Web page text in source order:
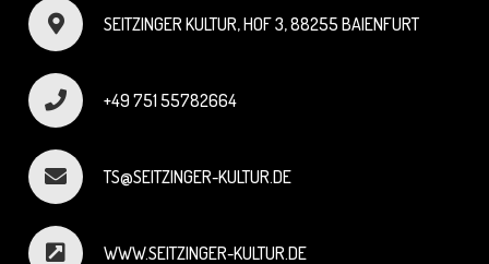
SEITZINGER KULTUR, HOF 3, 88255 BAIENFURT
+49 751 55782664
TS@SEITZINGER-KULTUR.DE
WWW.SEITZINGER-KULTUR.DE